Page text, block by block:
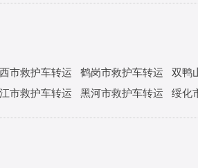
市救护车转运 鹤岗市救护车转运 双鸭
市救护车转运 黑河市救护车转运 绥化